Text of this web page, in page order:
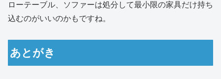
ローテーブル、ソファーは処分して最小限の家具だけ持ち
込むのがいいのかもですね。
あとがき